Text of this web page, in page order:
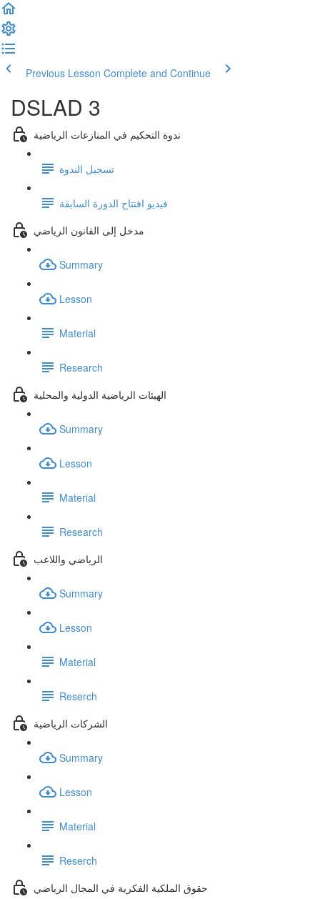
Previous Lesson Complete and Continue
DSLAD 3
ندوة التحكيم في المنازعات الرياضية
تسجيل الندوة
فيديو افتتاح الدورة السابقة
مدخل إلى القانون الرياضي
Summary
Lesson
Material
Research
الهيئات الرياضية الدولية والمحلية
Summary
Lesson
Material
Research
الرياضي واللاعب
Summary
Lesson
Material
Reserch
الشركات الرياضية
Summary
Lesson
Material
Reserch
حقوق الملكية الفكرية في المجال الرياضي